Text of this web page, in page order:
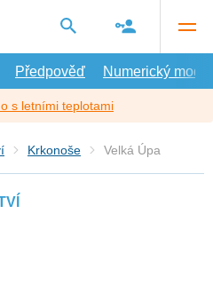
Předpověď Numerický model
s letními teplotami
Krkonoše Velká Úpa